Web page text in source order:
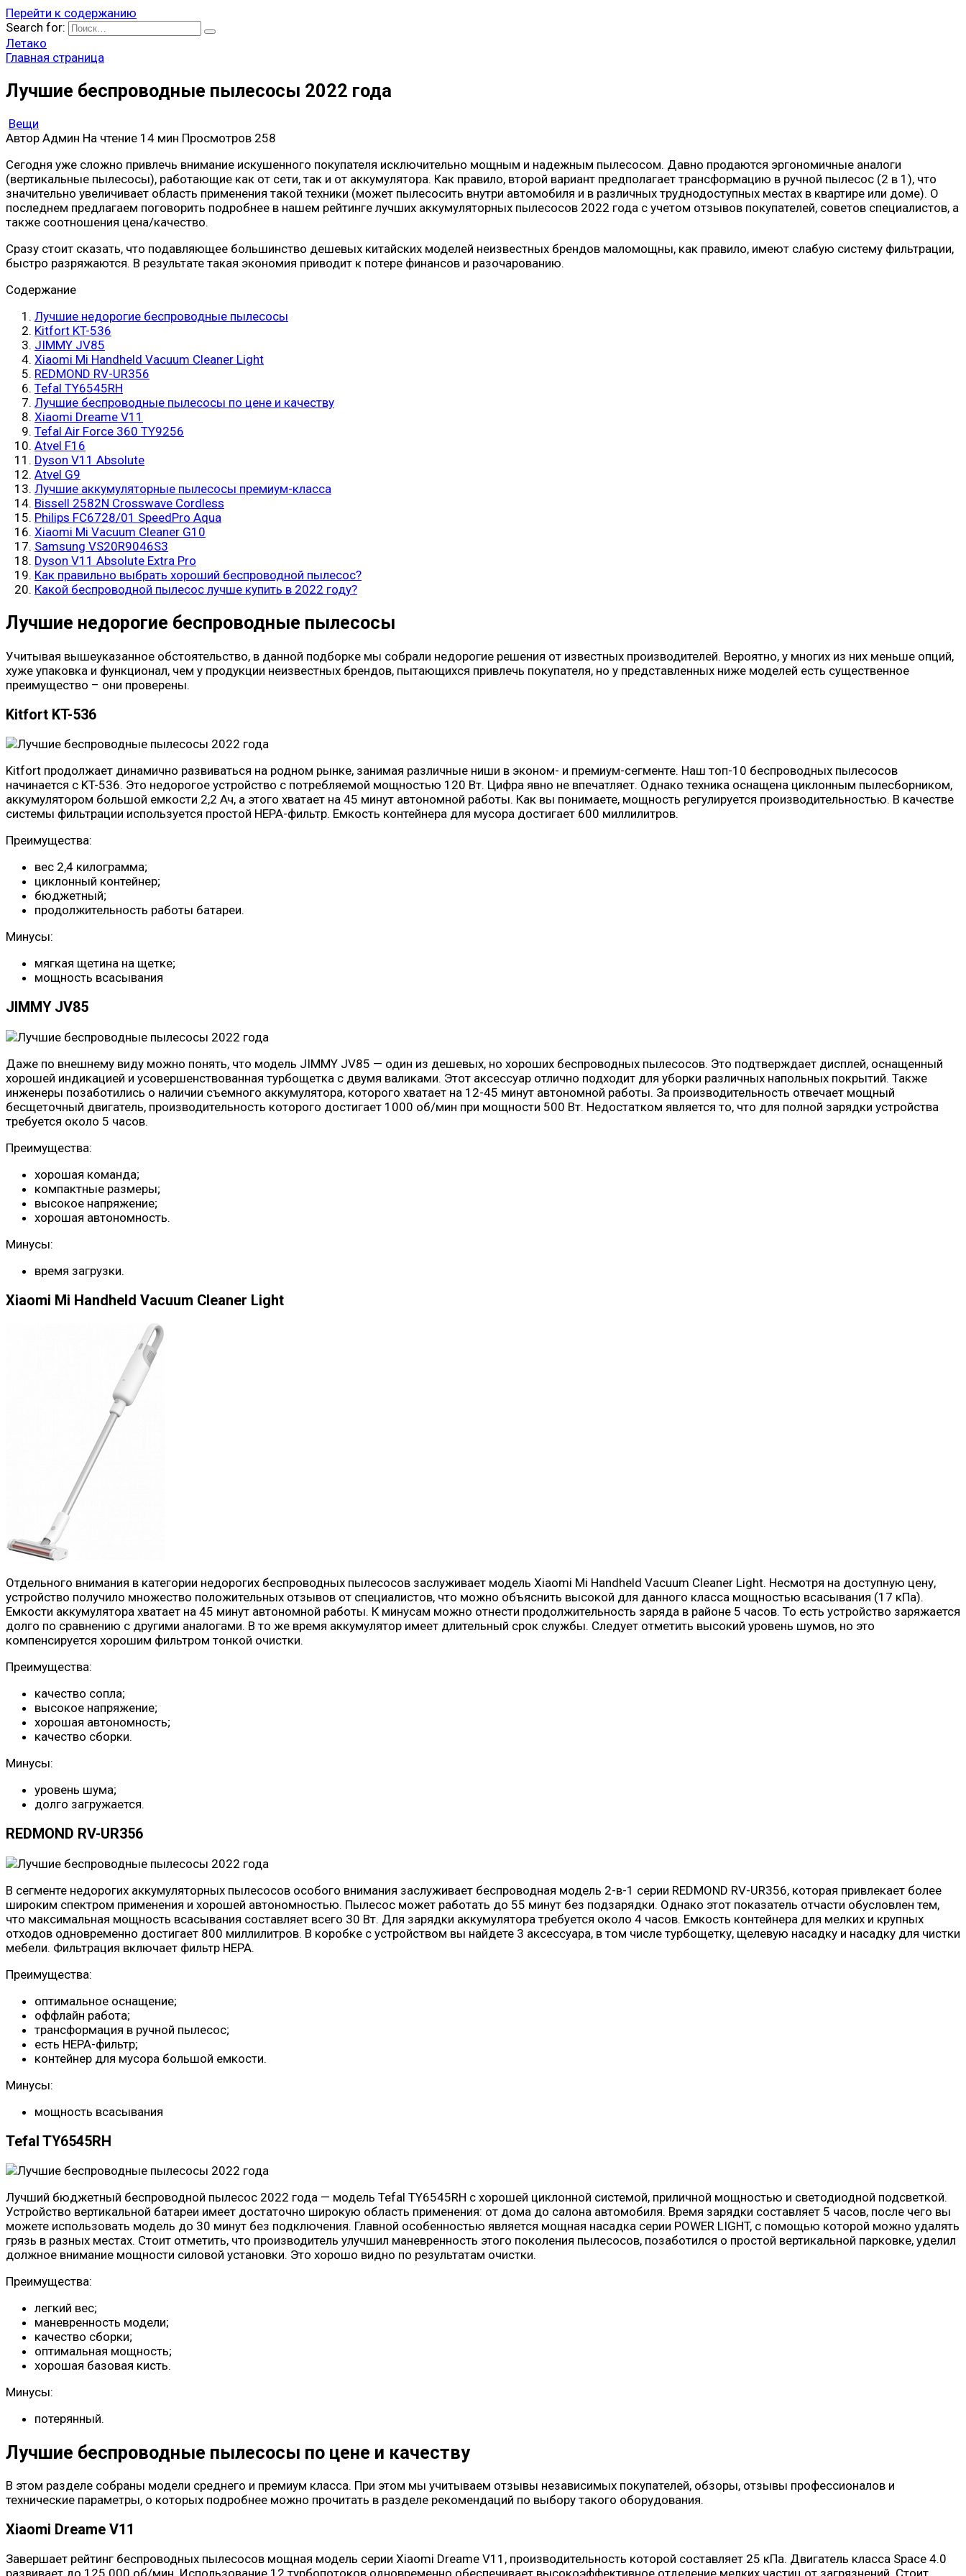
Перейти к содержанию
Search for:
Летако
Главная страница
Лучшие беспроводные пылесосы 2022 года
Вещи
Автор Админ На чтение 14 мин Просмотров 258
Сегодня уже сложно привлечь внимание искушенного покупателя исключительно мощным и надежным пылесосом. Давно продаются эргономичные аналоги
(вертикальные пылесосы), работающие как от сети, так и от аккумулятора. Как правило, второй вариант предполагает трансформацию в ручной пылесос (2 в 1), что
значительно увеличивает область применения такой техники (может пылесосить внутри автомобиля и в различных труднодоступных местах в квартире или доме). О
последнем предлагаем поговорить подробнее в нашем рейтинге лучших аккумуляторных пылесосов 2022 года с учетом отзывов покупателей, советов специалистов, а
также соотношения цена/качество.
Сразу стоит сказать, что подавляющее большинство дешевых китайских моделей неизвестных брендов маломощны, как правило, имеют слабую систему фильтрации,
быстро разряжаются. В результате такая экономия приводит к потере финансов и разочарованию.
Содержание
Лучшие недорогие беспроводные пылесосы
Kitfort KT-536
JIMMY JV85
Xiaomi Mi Handheld Vacuum Cleaner Light
REDMOND RV-UR356
Tefal TY6545RH
Лучшие беспроводные пылесосы по цене и качеству
Xiaomi Dreame V11
Tefal Air Force 360 TY9256
Atvel F16
Dyson V11 Absolute
Atvel G9
Лучшие аккумуляторные пылесосы премиум-класса
Bissell 2582N Crosswave Cordless
Philips FC6728/01 SpeedPro Aqua
Xiaomi Mi Vacuum Cleaner G10
Samsung VS20R9046S3
Dyson V11 Absolute Extra Pro
Как правильно выбрать хороший беспроводной пылесос?
Какой беспроводной пылесос лучше купить в 2022 году?
Лучшие недорогие беспроводные пылесосы
Учитывая вышеуказанное обстоятельство, в данной подборке мы собрали недорогие решения от известных производителей. Вероятно, у многих из них меньше опций,
хуже упаковка и функционал, чем у продукции неизвестных брендов, пытающихся привлечь покупателя, но у представленных ниже моделей есть существенное
преимущество – они проверены.
Kitfort KT-536
Kitfort продолжает динамично развиваться на родном рынке, занимая различные ниши в эконом- и премиум-сегменте. Наш топ-10 беспроводных пылесосов
начинается с KT-536. Это недорогое устройство с потребляемой мощностью 120 Вт. Цифра явно не впечатляет. Однако техника оснащена циклонным пылесборником,
аккумулятором большой емкости 2,2 Ач, а этого хватает на 45 минут автономной работы. Как вы понимаете, мощность регулируется производительностью. В качестве
системы фильтрации используется простой НЕРА-фильтр. Емкость контейнера для мусора достигает 600 миллилитров.
Преимущества:
вес 2,4 килограмма;
циклонный контейнер;
бюджетный;
продолжительность работы батареи.
Минусы:
мягкая щетина на щетке;
мощность всасывания
JIMMY JV85
Даже по внешнему виду можно понять, что модель JIMMY JV85 — один из дешевых, но хороших беспроводных пылесосов. Это подтверждает дисплей, оснащенный
хорошей индикацией и усовершенствованная турбощетка с двумя валиками. Этот аксессуар отлично подходит для уборки различных напольных покрытий. Также
инженеры позаботились о наличии съемного аккумулятора, которого хватает на 12-45 минут автономной работы. За производительность отвечает мощный
бесщеточный двигатель, производительность которого достигает 1000 об/мин при мощности 500 Вт. Недостатком является то, что для полной зарядки устройства
требуется около 5 часов.
Преимущества:
хорошая команда;
компактные размеры;
высокое напряжение;
хорошая автономность.
Минусы:
время загрузки.
Xiaomi Mi Handheld Vacuum Cleaner Light
Отдельного внимания в категории недорогих беспроводных пылесосов заслуживает модель Xiaomi Mi Handheld Vacuum Cleaner Light. Несмотря на доступную цену,
устройство получило множество положительных отзывов от специалистов, что можно объяснить высокой для данного класса мощностью всасывания (17 кПа).
Емкости аккумулятора хватает на 45 минут автономной работы. К минусам можно отнести продолжительность заряда в районе 5 часов. То есть устройство заряжается
долго по сравнению с другими аналогами. В то же время аккумулятор имеет длительный срок службы. Следует отметить высокий уровень шумов, но это
компенсируется хорошим фильтром тонкой очистки.
Преимущества:
качество сопла;
высокое напряжение;
хорошая автономность;
качество сборки.
Минусы:
уровень шума;
долго загружается.
REDMOND RV-UR356
В сегменте недорогих аккумуляторных пылесосов особого внимания заслуживает беспроводная модель 2-в-1 серии REDMOND RV-UR356, которая привлекает более
широким спектром применения и хорошей автономностью. Пылесос может работать до 55 минут без подзарядки. Однако этот показатель отчасти обусловлен тем,
что максимальная мощность всасывания составляет всего 30 Вт. Для зарядки аккумулятора требуется около 4 часов. Емкость контейнера для мелких и крупных
отходов одновременно достигает 800 миллилитров. В коробке с устройством вы найдете 3 аксессуара, в том числе турбощетку, щелевую насадку и насадку для чистки
мебели. Фильтрация включает фильтр HEPA.
Преимущества:
оптимальное оснащение;
оффлайн работа;
трансформация в ручной пылесос;
есть НЕРА-фильтр;
контейнер для мусора большой емкости.
Минусы:
мощность всасывания
Tefal TY6545RH
Лучший бюджетный беспроводной пылесос 2022 года — модель Tefal TY6545RH с хорошей циклонной системой, приличной мощностью и светодиодной подсветкой.
Устройство вертикальной батареи имеет достаточно широкую область применения: от дома до салона автомобиля. Время зарядки составляет 5 часов, после чего вы
можете использовать модель до 30 минут без подключения. Главной особенностью является мощная насадка серии POWER LIGHT, с помощью которой можно удалять
грязь в разных местах. Стоит отметить, что производитель улучшил маневренность этого поколения пылесосов, позаботился о простой вертикальной парковке, уделил
должное внимание мощности силовой установки. Это хорошо видно по результатам очистки.
Преимущества:
легкий вес;
маневренность модели;
качество сборки;
оптимальная мощность;
хорошая базовая кисть.
Минусы:
потерянный.
Лучшие беспроводные пылесосы по цене и качеству
В этом разделе собраны модели среднего и премиум класса. При этом мы учитываем отзывы независимых покупателей, обзоры, отзывы профессионалов и
технические параметры, о которых подробнее можно прочитать в разделе рекомендаций по выбору такого оборудования.
Xiaomi Dreame V11
Завершает рейтинг беспроводных пылесосов мощная модель серии Xiaomi Dreame V11, производительность которой составляет 25 кПа. Двигатель класса Space 4.0